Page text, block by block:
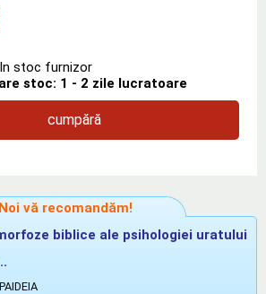
stoc furnizor
stoc: 1 - 2 zile lucratoare
cumpără
Noi vă recomandăm!
biblice ale psihologiei uratului